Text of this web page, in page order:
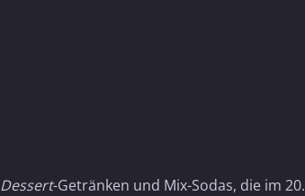
Dessert-Getränken und Mix-Sodas, die im 20.